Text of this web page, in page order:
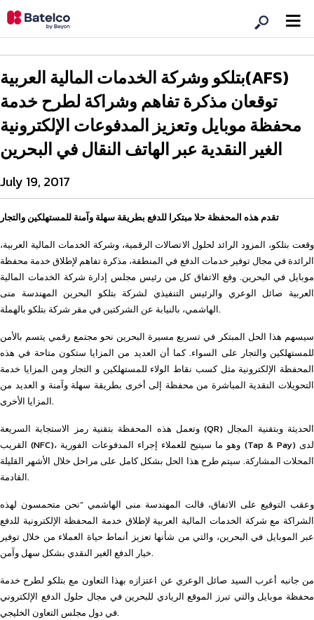
بتلكو وشركة الخدمات المالية العربية(AFS)
توقعان مذكرة تفاهم وشراكة لطرح خدمة
محفظة موبايل وتعزيز المدفوعات الإلكترونية
الغير النقدية عبر الهاتف النقال في البحرين
July 19, 2017
تقدم هذه المحفظة حلا مبتكرا للدفع بطريقة سهلة وآمنة للمستهلكين والتجار
وقعت بتلكو، المزود الرائد لحلول الاتصالات الرقمية، وشركة الخدمات المالية العربية،
الرائدة في مجال توفير خدمات الدفع في المنطقة، مذكرة تفاهم لإطلاق خدمة محفظة
موبايل في البحرين. وقع الاتفاق كل من رئيس مجلس إدارة شركة الخدمات المالية
العربية صائل الوعري والرئيس التنفيذي لشركة بتلكو البحرين المهندسة منى
الهاشمي، بالنيابة عن الشركتين في مقر شركة بتلكو بالهملة.
سيسهم هذا الحل المبتكر في تسريع مسيرة البحرين نحو مجتمع رقمي يتسم بالأمن
للمستهلكين والتجار على السواء. كما أن العديد من المزايا ستكون متاحة في هذه
المحفظة الإلكترونية مثل كسب نقاط الولاء للمستهلكين و التجار ومن المزايا خدمة
التحويلات النقدية المباشرة من محفظة إلى أخرى بطريقة سهلة وآمنة و العديد من
المزايا الأخرى.
وتعمل هذه المحفظة بتقنية رمز الاستجابة السريعة (QR) الحديثة وبتقنية المجال
القريب (NFC)، وهو ما سيتيح للعملاء إجراء المدفوعات الفورية (Tap & Pay) لدى
المحلات المشاركة. سيتم طرح هذا الحل بشكل كامل على مراحل خلال الأشهر القليلة
القادمة.
وعقب التوقيع على الاتفاق، قالت المهندسة منى الهاشمي “نحن متحمسون لهذه
الشراكة مع شركة الخدمات المالية العربية لإطلاق خدمة المحفظة الإلكترونية للدفع
عبر الموبايل في البحرين، والتي من شأنها تعزيز أنماط حياة العملاء من خلال توفير
خيار الدفع الغير النقدي بشكل سهل وآمن.
من جانبه أعرب السيد صائل الوعري عن اعتزازه بهذا التعاون مع بتلكو لطرح خدمة
محفظة موبايل والتي تبرز الموقع الريادي للبحرين في مجال حلول الدفع الإلكتروني
في دول مجلس التعاون الخليجي.